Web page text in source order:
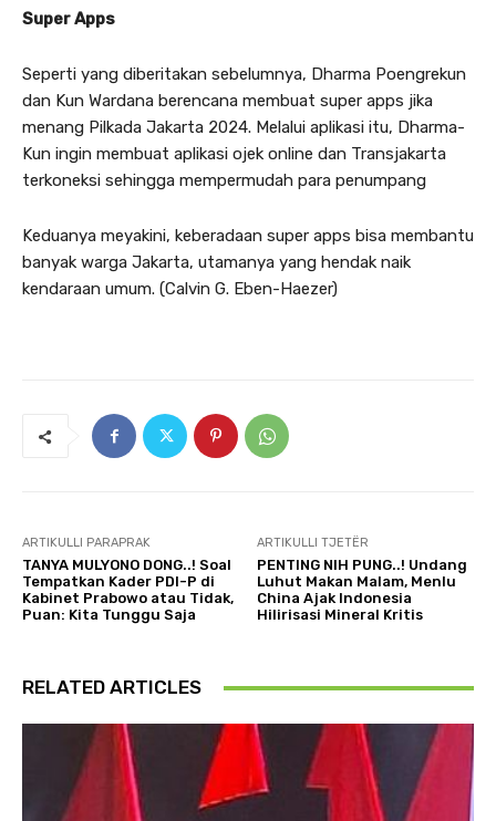
Super Apps
Seperti yang diberitakan sebelumnya, Dharma Poengrekun
dan Kun Wardana berencana membuat super apps jika
menang Pilkada Jakarta 2024. Melalui aplikasi itu, Dharma-
Kun ingin membuat aplikasi ojek online dan Transjakarta
terkoneksi sehingga mempermudah para penumpang
Keduanya meyakini, keberadaan super apps bisa membantu
banyak warga Jakarta, utamanya yang hendak naik
kendaraan umum. (Calvin G. Eben-Haezer)
ARTIKULLI PARAPRAK
TANYA MULYONO DONG..! Soal
Tempatkan Kader PDI-P di
Kabinet Prabowo atau Tidak,
Puan: Kita Tunggu Saja
ARTIKULLI TJETËR
PENTING NIH PUNG..! Undang
Luhut Makan Malam, Menlu
China Ajak Indonesia
Hilirisasi Mineral Kritis
RELATED ARTICLES